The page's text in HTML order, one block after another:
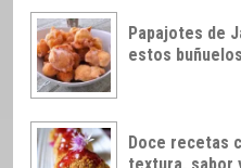
Papajotes de
estos
Doce recetas